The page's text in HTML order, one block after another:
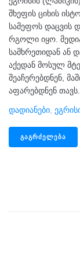
შხეფის ციხის
სამეფოს დაცვის
რგოლი იყო.
სამხრეთიდან ან
აქედან მოსულ
შეაჩერებდნენ,
აფარებდნენ თავს.
Დადიანები
ᲒᲐᲒᲠᲫᲔᲚᲔᲑᲐ